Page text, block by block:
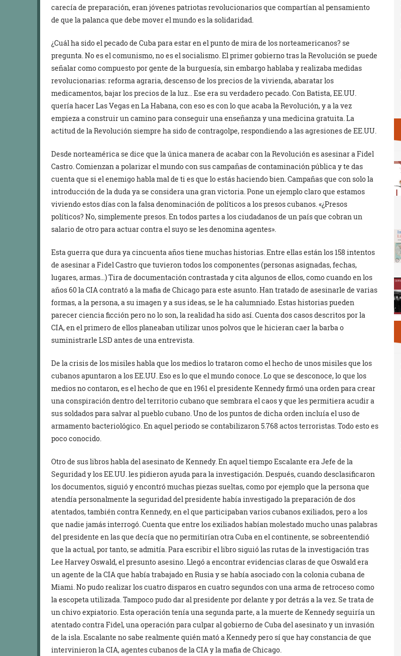
carecía de preparación, eran jóvenes patriotas revolucionarios que compartían al pensamiento
de que la palanca que debe mover el mundo es la solidaridad.
¿Cuál ha sido el pecado de Cuba para estar en el punto de mira de los norteamericanos? se
pregunta. No es el comunismo, no es el socialismo. El primer gobierno tras la Revolución se puede
señalar como compuesto por gente de la burguesía, sin embargo hablaba y realizaba medidas
revolucionarias: reforma agraria, descenso de los precios de la vivienda, abaratar los
medicamentos, bajar los precios de la luz… Ese era su verdadero pecado. Con Batista, EE.UU.
quería hacer Las Vegas en La Habana, con eso es con lo que acaba la Revolución, y a la vez
empieza a construir un camino para conseguir una enseñanza y una medicina gratuita. La
actitud de la Revolución siempre ha sido de contragolpe, respondiendo a las agresiones de EE.UU.
Desde norteamérica se dice que la única manera de acabar con la Revolución es asesinar a Fidel
Castro. Comienzan a polarizar el mundo con sus campañas de contaminación pública y te das
cuenta que si el enemigo habla mal de ti es que lo estás haciendo bien. Campañas que con solo la
introducción de la duda ya se considera una gran victoria. Pone un ejemplo claro que estamos
viviendo estos días con la falsa denominación de políticos a los presos cubanos. «¿Presos
políticos? No, simplemente presos. En todos partes a los ciudadanos de un país que cobran un
salario de otro para actuar contra el suyo se les denomina agentes».
Esta guerra que dura ya cincuenta años tiene muchas historias. Entre ellas están los 158 intentos
de asesinar a Fidel Castro que tuvieron todos los componentes (personas asignadas, fechas,
lugares, armas…) Tira de documentación contrastada y cita algunos de ellos, como cuando en los
años 60 la CIA contrató a la mafia de Chicago para este asunto. Han tratado de asesinarle de varias
formas, a la persona, a su imagen y a sus ideas, se le ha calumniado. Estas historias pueden
parecer ciencia ficción pero no lo son, la realidad ha sido así. Cuenta dos casos descritos por la
CIA, en el primero de ellos planeaban utilizar unos polvos que le hicieran caer la barba o
suministrarle LSD antes de una entrevista.
De la crisis de los misiles habla que los medios lo trataron como el hecho de unos misiles que los
cubanos apuntaron a los EE.UU. Eso es lo que el mundo conoce. Lo que se desconoce, lo que los
medios no contaron, es el hecho de que en 1961 el presidente Kennedy firmó una orden para crear
una conspiración dentro del territorio cubano que sembrara el caos y que les permitiera acudir a
sus soldados para salvar al pueblo cubano. Uno de los puntos de dicha orden incluía el uso de
armamento bacteriológico. En aquel periodo se contabilizaron 5.768 actos terroristas. Todo esto es
poco conocido.
Otro de sus libros habla del asesinato de Kennedy. En aquel tiempo Escalante era Jefe de la
Seguridad y los EE.UU. les pidieron ayuda para la investigación. Después, cuando desclasificaron
los documentos, siguió y encontró muchas piezas sueltas, como por ejemplo que la persona que
atendía personalmente la seguridad del presidente había investigado la preparación de dos
atentados, también contra Kennedy, en el que participaban varios cubanos exiliados, pero a los
que nadie jamás interrogó. Cuenta que entre los exiliados habían molestado mucho unas palabras
del presidente en las que decía que no permitirían otra Cuba en el continente, se sobreentendió
que la actual, por tanto, se admitía. Para escribir el libro siguió las rutas de la investigación tras
Lee Harvey Oswald, el presunto asesino. Llegó a encontrar evidencias claras de que Oswald era
un agente de la CIA que había trabajado en Rusia y se había asociado con la colonia cubana de
Miami. No pudo realizar los cuatro disparos en cuatro segundos con una arma de retroceso como
la escopeta utilizada. Tampoco pudo dar al presidente por delante y por detrás a la vez. Se trata de
un chivo expiatorio. Esta operación tenía una segunda parte, a la muerte de Kennedy seguiría un
atentado contra Fidel, una operación para culpar al gobierno de Cuba del asesinato y un invasión
de la isla. Escalante no sabe realmente quién mató a Kennedy pero sí que hay constancia de que
intervinieron la CIA, agentes cubanos de la CIA y la mafia de Chicago.